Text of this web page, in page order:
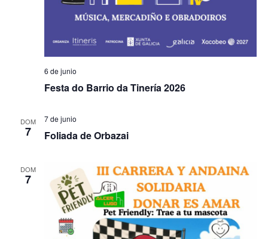
Festa do Barrio da Tinería 2026
6 de junio
DOM
7 Foliada de Orbazai
7 de junio
DOM
7